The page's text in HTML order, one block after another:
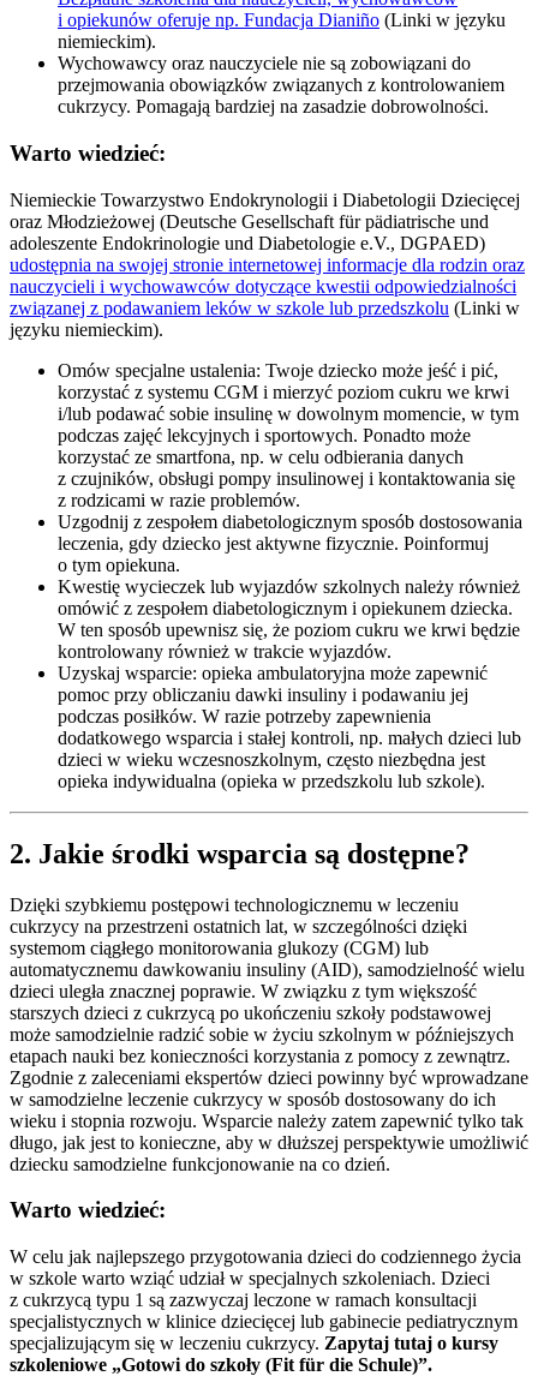
i opiekunów oferuje np. Fundacja Dianiño (Linki w języku
niemieckim).
Wychowawcy oraz nauczyciele nie są zobowiązani do
przejmowania obowiązków związanych z kontrolowaniem
cukrzycy. Pomagają bardziej na zasadzie dobrowolności.
Warto wiedzieć:
Niemieckie Towarzystwo Endokrynologii i Diabetologii Dziecięcej
oraz Młodzieżowej (Deutsche Gesellschaft für pädiatrische und
adoleszente Endokrinologie und Diabetologie e.V., DGPAED)
udostępnia na swojej stronie internetowej informacje dla rodzin oraz
nauczycieli i wychowawców dotyczące kwestii odpowiedzialności
związanej z podawaniem leków w szkole lub przedszkolu (Linki w
języku niemieckim).
Omów specjalne ustalenia: Twoje dziecko może jeść i pić,
korzystać z systemu CGM i mierzyć poziom cukru we krwi
i/lub podawać sobie insulinę w dowolnym momencie, w tym
podczas zajęć lekcyjnych i sportowych. Ponadto może
korzystać ze smartfona, np. w celu odbierania danych
z czujników, obsługi pompy insulinowej i kontaktowania się
z rodzicami w razie problemów.
Uzgodnij z zespołem diabetologicznym sposób dostosowania
leczenia, gdy dziecko jest aktywne fizycznie. Poinformuj
o tym opiekuna.
Kwestię wycieczek lub wyjazdów szkolnych należy również
omówić z zespołem diabetologicznym i opiekunem dziecka.
W ten sposób upewnisz się, że poziom cukru we krwi będzie
kontrolowany również w trakcie wyjazdów.
Uzyskaj wsparcie: opieka ambulatoryjna może zapewnić
pomoc przy obliczaniu dawki insuliny i podawaniu jej
podczas posiłków. W razie potrzeby zapewnienia
dodatkowego wsparcia i stałej kontroli, np. małych dzieci lub
dzieci w wieku wczesnoszkolnym, często niezbędna jest
opieka indywidualna (opieka w przedszkolu lub szkole).
2. Jakie środki wsparcia są dostępne?
Dzięki szybkiemu postępowi technologicznemu w leczeniu
cukrzycy na przestrzeni ostatnich lat, w szczególności dzięki
systemom ciągłego monitorowania glukozy (CGM) lub
automatycznemu dawkowaniu insuliny (AID), samodzielność wielu
dzieci uległa znacznej poprawie. W związku z tym większość
starszych dzieci z cukrzycą po ukończeniu szkoły podstawowej
może samodzielnie radzić sobie w życiu szkolnym w późniejszych
etapach nauki bez konieczności korzystania z pomocy z zewnątrz.
Zgodnie z zaleceniami ekspertów dzieci powinny być wprowadzane
w samodzielne leczenie cukrzycy w sposób dostosowany do ich
wieku i stopnia rozwoju. Wsparcie należy zatem zapewnić tylko tak
długo, jak jest to konieczne, aby w dłuższej perspektywie umożliwić
dziecku samodzielne funkcjonowanie na co dzień.
Warto wiedzieć:
W celu jak najlepszego przygotowania dzieci do codziennego życia
w szkole warto wziąć udział w specjalnych szkoleniach. Dzieci
z cukrzycą typu 1 są zazwyczaj leczone w ramach konsultacji
specjalistycznych w klinice dziecięcej lub gabinecie pediatrycznym
specjalizującym się w leczeniu cukrzycy. Zapytaj tutaj o kursy
szkoleniowe „Gotowi do szkoły (Fit für die Schule)”.